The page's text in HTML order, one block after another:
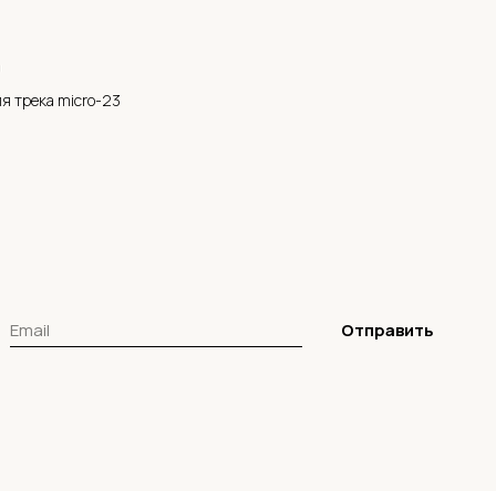
трека micro-23
Отправить